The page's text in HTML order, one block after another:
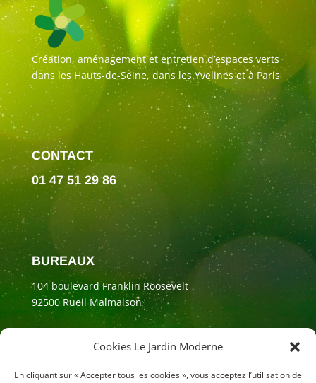
Cookies Le Jardin Moderne
En cliquant sur « Accepter tous les cookies », vous acceptez l’utilisation de
Création, aménagement et entretien d’espaces verts
dans les Hauts-de-Seine, dans les Yvelines et à Paris
CONTACT
01 47 51 29 86
BUREAUX
104 boulevard Franklin Roosevelt
92500 Rueil Malmaison